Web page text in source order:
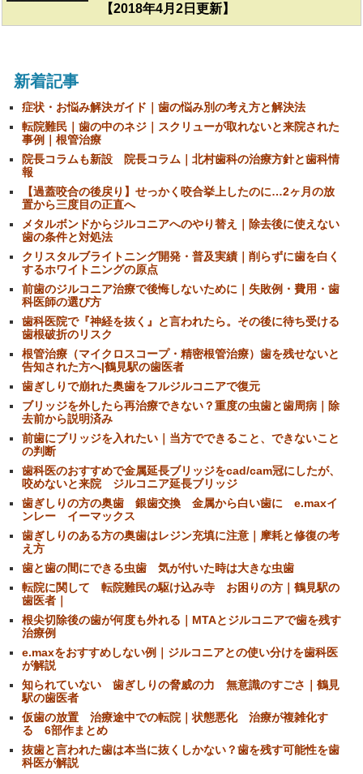
【2018年4月2日更新】
新着記事
症状・お悩み解決ガイド｜歯の悩み別の考え方と解決法
転院難民｜歯の中のネジ｜スクリューが取れないと来院された
事例｜根管治療
院長コラムも新設 院長コラム｜北村歯科の治療方針と歯科情
報
【過蓋咬合の後戻り】せっかく咬合挙上したのに…2ヶ月の放
置から三度目の正直へ
メタルボンドからジルコニアへのやり替え｜除去後に使えない
歯の条件と対処法
クリスタルブライトニング開発・普及実績｜削らずに歯を白く
するホワイトニングの原点
前歯のジルコニア治療で後悔しないために｜失敗例・費用・歯
科医師の選び方
歯科医院で『神経を抜く』と言われたら。その後に待ち受ける
歯根破折のリスク
根管治療（マイクロスコープ・精密根管治療）歯を残せないと
告知された方へ|鶴見駅の歯医者
歯ぎしりで崩れた奥歯をフルジルコニアで復元
ブリッジを外したら再治療できない？重度の虫歯と歯周病｜除
去前から説明済み
前歯にブリッジを入れたい｜当方でできること、できないこと
の判断
歯科医のおすすめで金属延長ブリッジをcad/cam冠にしたが、
咬めないと来院 ジルコニア延長ブリッジ
歯ぎしりの方の奥歯 銀歯交換 金属から白い歯に e.maxイ
ンレー イーマックス
歯ぎしりのある方の奥歯はレジン充填に注意｜摩耗と修復の考
え方
歯と歯の間にできる虫歯 気が付いた時は大きな虫歯
転院に関して 転院難民の駆け込み寺 お困りの方｜鶴見駅の
歯医者｜
根尖切除後の歯が何度も外れる｜MTAとジルコニアで歯を残す
治療例
e.maxをおすすめしない例｜ジルコニアとの使い分けを歯科医
が解説
知られていない 歯ぎしりの脅威の力 無意識のすごさ｜鶴見
駅の歯医者
仮歯の放置 治療途中での転院｜状態悪化 治療が複雑化す
る 6部作まとめ
抜歯と言われた歯は本当に抜くしかない？歯を残す可能性を歯
科医が解説